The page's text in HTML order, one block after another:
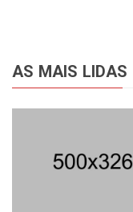
AS MAIS LIDAS